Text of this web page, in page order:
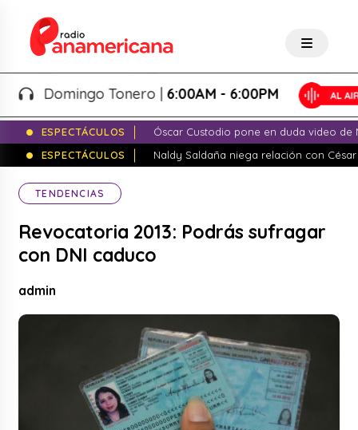
Domingo Tonero |6:00AM - 6:00PM
ESPECTÁCULOS
Óscar Custodio pone en duda video de
ESPECTÁCULOS
Naldy Saldaña niega relación con
TENDENCIAS
Revocatoria 2013: Podrás sufragar
con DNI caduco
admin